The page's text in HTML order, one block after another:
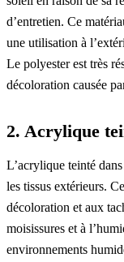
d’entretien. Ce
une utilisation à
Le polyester est très
décoloration causée
2. Acrylique
L’acrylique teinté
les tissus extérieurs.
décoloration et aux
moisissures et à
environnements